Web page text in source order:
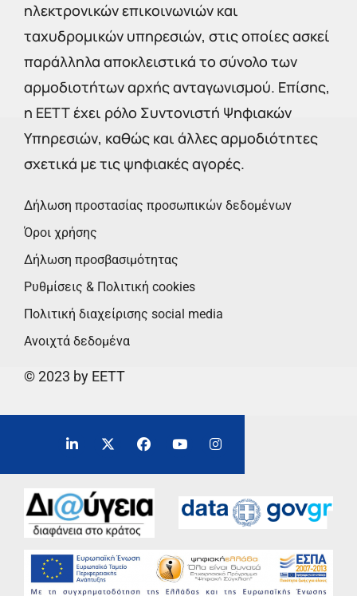
ηλεκτρονικών επικοινωνιών και
ταχυδρομικών υπηρεσιών, στις οποίες ασκεί
παράλληλα αποκλειστικά το σύνολο των
αρμοδιοτήτων αρχής ανταγωνισμού. Επίσης,
η ΕΕΤΤ έχει ρόλο Συντονιστή Ψηφιακών
Υπηρεσιών, καθώς και άλλες αρμοδιότητες
σχετικά με τις ψηφιακές αγορές.
Δήλωση προστασίας προσωπικών δεδομένων
Όροι χρήσης
Δήλωση προσβασιμότητας
Ρυθμίσεις & Πολιτική cookies
Πολιτική διαχείρισης social media
Ανοιχτά δεδομένα
© 2023 by EETT